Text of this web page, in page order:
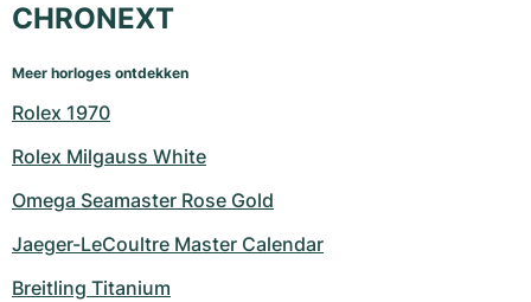
CHRONEXT
Meer horloges ontdekken
Rolex 1970
Rolex Milgauss White
Omega Seamaster Rose Gold
Jaeger-LeCoultre Master Calendar
Breitling Titanium